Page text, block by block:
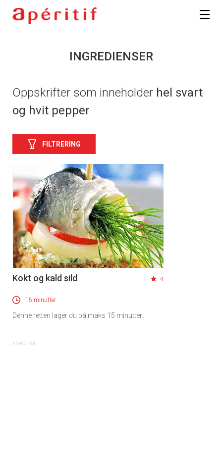
INGREDIENSER
Oppskrifter som inneholder hel svart
og hvit pepper
FILTRERING
Kokt og kald sild 4
15 minutter
Denne retten lager du på maks 15 minutter.